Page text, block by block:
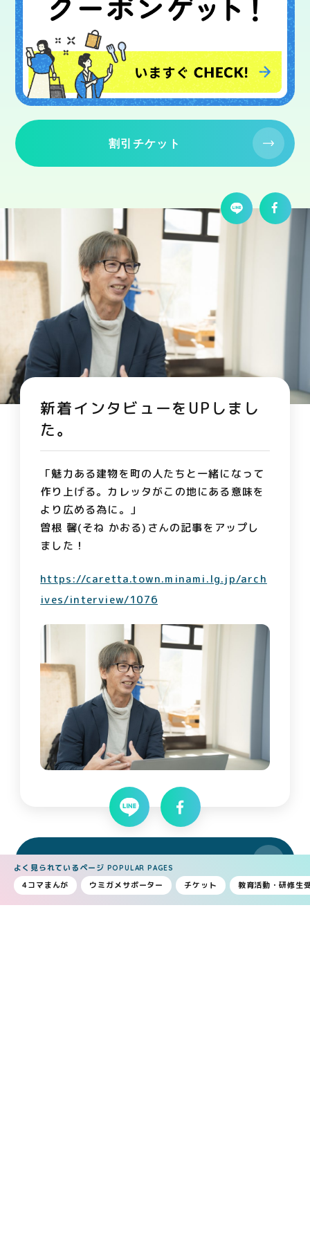
よく見られているページ POPULAR PAGES
4コマまんが ウミガメサポーター チケット 教育活動・研修生
割引チケット
新着インタビューをUPしまし
た。
「魅力ある建物を町の人たちと一緒になって
作り上げる。カレッタがこの地にある意味を
より広める為に。」
曽根 馨(そね かおる)さんの記事をアップし
ました！
https://caretta.town.minami.lg.jp/arch
ives/interview/1076
新着情報一覧へもどる